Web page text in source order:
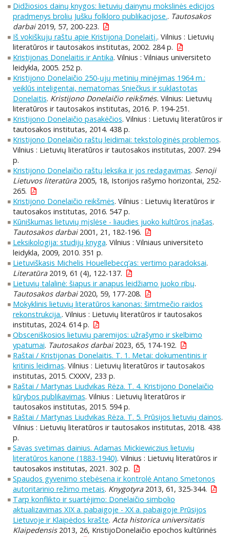
Didžiosios dainų knygos: lietuvių dainynų mokslinės edicijos
pradmenys brolių Juškų folkloro publikacijose.. Tautosakos
darbai2019, 57, 200-223.
Iš vokiškųjų raštų apie Kristijoną Donelaitį.. Vilnius : Lietuvių
literatūros ir tautosakos institutas, 2002. 284 p.
Kristijonas Donelaitis ir Antika. Vilnius : Vilniaus universiteto
leidykla, 2005. 252 p.
Kristijono Donelaičio 250-ųjų metinių minėjimas 1964 m.:
veiklūs inteligentai, nematomas Sniečkus ir suklastotas
Donelaitis. Kristijono Donelaičio reikšmės. Vilnius: Lietuvių
literatūros ir tautosakos institutas, 2016. P. 194-251.
Kristijono Donelaičio pasakėčios. Vilnius : Lietuvių literatūros ir
tautosakos institutas, 2014. 438 p.
Kristijono Donelaičio raštų leidimai: tekstologinės problemos.
Vilnius : Lietuvių literatūros ir tautosakos institutas, 2007. 294
p.
Kristijono Donelaičio raštų leksika ir jos redagavimas. Senoji
Lietuvos literatūra2005, 18, Istorijos rašymo horizontai, 252-
265.
Kristijono Donelaičio reikšmės. Vilnius : Lietuvių literatūros ir
tautosakos institutas, 2016. 547 p.
Kūniškumas lietuvių mįslėse - liaudies juoko kultūros įnašas.
Tautosakos darbai2001, 21, 182-196.
Leksikologija: studijų knyga. Vilnius : Vilniaus universiteto
leidykla, 2009, 2010. 351 p.
Lietuviškasis Michelis Houellebecq’as: vertimo paradoksai.
Literatūra2019, 61 (4), 122-137.
Lietuvių talalinė: šiapus ir anapus leidžiamo juoko ribų.
Tautosakos darbai2020, 59, 177-208.
Mokyklinis lietuvių literatūros kanonas: šimtmečio raidos
rekonstrukcija.. Vilnius : Lietuvių literatūros ir tautosakos
institutas, 2024. 614 p.
Obsceniškosios lietuvių paremijos: užrašymo ir skelbimo
ypatumai. Tautosakos darbai2023, 65, 174-192.
Raštai / Kristijonas Donelaitis. T. 1. Metai: dokumentinis ir
kritinis leidimas. Vilnius : Lietuvių literatūros ir tautosakos
institutas, 2015. CXXXV, 233 p.
Raštai / Martynas Liudvikas Rėza. T. 4. Kristijono Donelaičio
kūrybos publikavimas. Vilnius : Lietuvių literatūros ir
tautosakos institutas, 2015. 594 p.
Raštai / Martynas Liudvikas Rėza. T. 5. Prūsijos lietuvių dainos.
Vilnius : Lietuvių literatūros ir tautosakos institutas, 2018. 438
p.
Savas svetimas dainius. Adamas Mickiewiczius lietuvių
literatūros kanone (1883-1940). Vilnius : Lietuvių literatūros ir
tautosakos institutas, 2021. 302 p.
Spaudos gyvenimo stebėsena ir kontrolė Antano Smetonos
autoritarinio režimo metais. Knygotyra2013, 61, 325-344.
Tarp konflikto ir suartėjimo: Donelaičio simbolio
aktualizavimas XIX a. pabaigoje - XX a. pabaigoje Prūsijos
Lietuvoje ir Klaipėdos krašte. Acta historica universitatis
Klaipedensis2013, 26, KristijoDonelaičio epochos kultūrinės